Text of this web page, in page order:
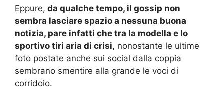
Eppure, da qualche tempo, il gossip non
sembra lasciare spazio a nessuna buona
notizia, pare infatti che tra la modella e lo
sportivo tiri aria di crisi, nonostante le ultime
foto postate anche sui social dalla coppia
sembrano smentire alla grande le voci di
corridoio.